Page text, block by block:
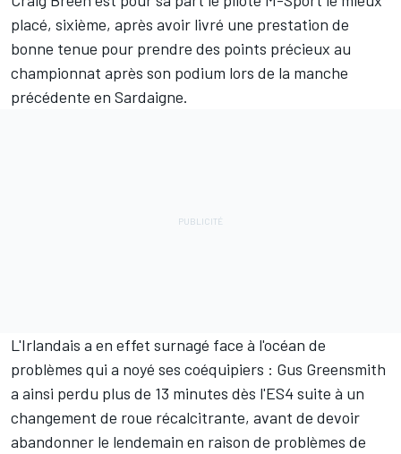
placé, sixième, après avoir livré une prestation de
bonne tenue pour prendre des points précieux au
championnat après son podium lors de la manche
précédente en Sardaigne.
L'Irlandais a en effet surnagé face à l'océan de
problèmes qui a noyé ses coéquipiers : Gus Greensmith
a ainsi perdu plus de 13 minutes dès l'ES4 suite à un
changement de roue récalcitrante, avant de devoir
abandonner le lendemain en raison de problèmes de